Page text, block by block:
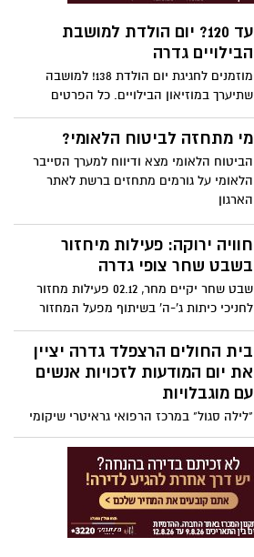
עד 120? יום הולדת למושבת
הבילויים גדרה
מוזמנים לחגיגת יום הולדת 138! למושבה
שתיערך במוזיאון הבילויים. כל הפרטים
בכתבה
מי מתחזה לביטוח הלאומי?
הביטוח הלאומי מצא ודיווח למערך הסייבר
הלאומי על גורמים מתחזים ברשת לאתר
הארגון
חוויה ירוקה: פעילות מיחזור
בשבט שחר צופי גדרה
שבט שחר יקיים מחר, 02.12 פעילות מחזור
לחניכי כיתות ג'-ה' בשיתוף מפעל המחזור
הנייד של ארגון "מאי"
בית החולים הרצפלד גדרה יציין
את יום המודעות לזכויות אנשים
עם מוגבלויות
"לילה סגול" במרכז הרפואי גראיטרי שיקומי
הרצפלד בגדרה - בניין בית החולים יואר
הלילה בסגול לציון יום המודעות לזכויות
אנשים עם מוגבלויות